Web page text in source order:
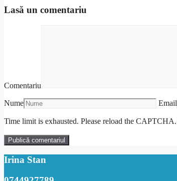
Lasă un comentariu
Comentariu
Nume Email
Time limit is exhausted. Please reload the CAPTCHA.
Irina Stan